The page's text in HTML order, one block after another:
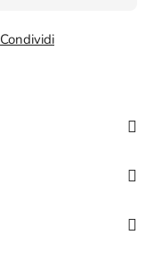
Condividi